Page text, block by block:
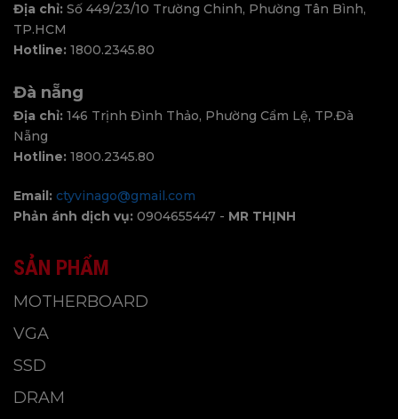
Địa chỉ: Số 449/23/10 Trường Chinh, Phường Tân Bình,
TP.HCM
Hotline: 1800.2345.80
Đà nẵng
Địa chỉ: 146 Trịnh Đình Thảo, Phường Cẩm Lệ, TP.Đà
Nẵng
Hotline: 1800.2345.80
Email: ctyvinago@gmail.com
Phản ánh dịch vụ: 0904655447 - MR THỊNH
SẢN PHẨM
MOTHERBOARD
VGA
SSD
DRAM